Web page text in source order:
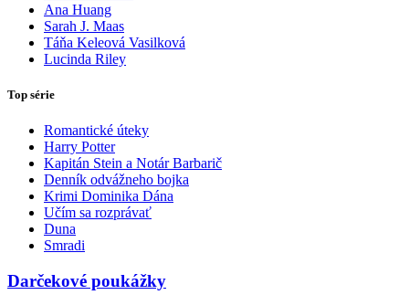
Ana Huang
Sarah J. Maas
Táňa Keleová Vasilková
Lucinda Riley
Top série
Romantické úteky
Harry Potter
Kapitán Stein a Notár Barbarič
Denník odvážneho bojka
Krimi Dominika Dána
Učím sa rozprávať
Duna
Smradi
Darčekové poukážky